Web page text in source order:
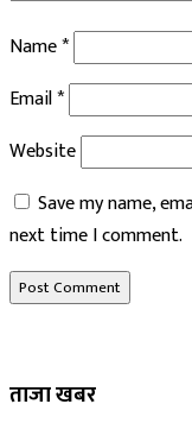
Name*
Email*
Website
Save my name,
next time I comment.
ताजा खबर